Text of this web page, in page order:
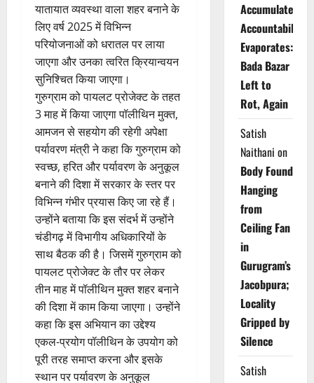
यातायात व्यवस्था वाला शहर बनाने के
लिए वर्ष 2025 में विभिन्न
परियोजनाओं को धरातल पर लाया
जाएगा और उनका त्वरित क्रियान्वयन
सुनिश्चित किया जाएगा।
गुरुग्राम को पायलट प्रोजेक्ट के तहत
3 माह में किया जाएगा पॉलीथिन मुक्त,
आमजन से सहयोग की रहेगी अपेक्षा
पर्यावरण मंत्री ने कहा कि गुरुग्राम को
स्वच्छ, हरित और पर्यावरण के अनुकूल
बनाने की दिशा में सरकार के स्तर पर
विभिन्न गंभीर प्रयास किए जा रहे हैं।
उन्होंने बताया कि इस संदर्भ में उन्होंने
चंडीगढ़ में विभागीय अधिकारियों के
साथ बैठक की है। जिसमें गुरुग्राम को
पायलट प्रोजेक्ट के तौर पर लेकर
तीन माह में पॉलीथिन मुक्त शहर बनाने
की दिशा में काम किया जाएगा। उन्होंने
कहा कि इस अभियान का उद्देश्य
एकल-प्रयोग पॉलीथिन के उपयोग को
पूरी तरह समाप्त करना और इसके
स्थान पर पर्यावरण के अनुकूल
Accumulates,
Accountability
Evaporates:
Bada Bazar
Left to
Rot, Again
Satish
Naithani on
Body Found
Hanging
from
Ceiling Fan
in
Gurugram’s
Jacobpura;
Locality
Gripped by
Silence
Satish